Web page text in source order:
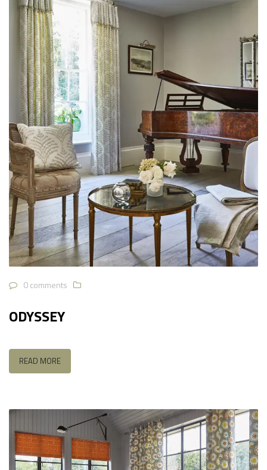
0 comments
ODYSSEY
READ MORE